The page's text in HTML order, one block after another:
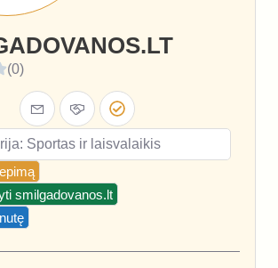
(0)
Sportas ir laisvalaikis
smilgadovanos.lt